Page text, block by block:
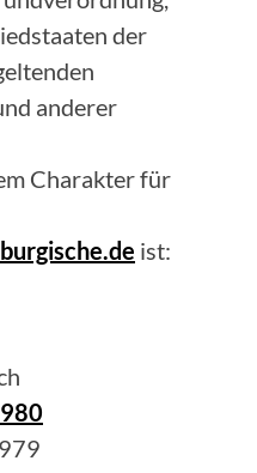
der
anderer
Charakter für
ist: